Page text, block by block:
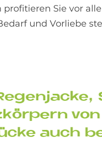
Sie vor
und Vorliebe
auch